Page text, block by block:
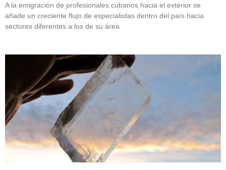
A la emigración de profesionales cubanos hacia el exterior se
añade un creciente flujo de especialistas dentro del país hacia
sectores diferentes a los de su área